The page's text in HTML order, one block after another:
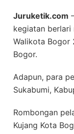
Juruketik.com
kegiatan berlari
Walikota Bogor
Bogor.
Adapun, para
Sukabumi,
Rombongan
Kujang Kota